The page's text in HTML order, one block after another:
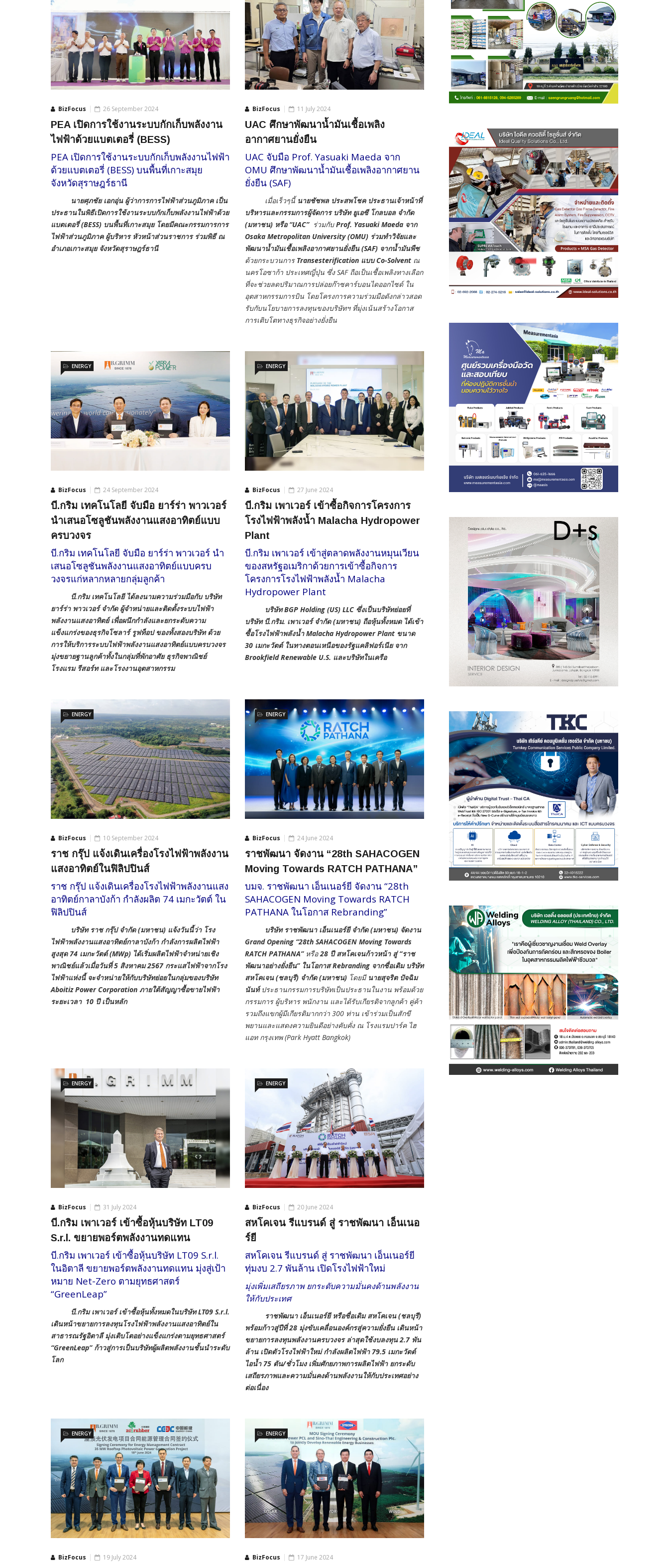
BizFocus 26 September 2024
PEA เปิดการใช้งานระบบกักเก็บพลังงาน
ไฟฟ้าด้วยแบตเตอรี่ (BESS)
PEA เปิดการใช้งานระบบกักเก็บพลังงานไฟฟ้า
ด้วยแบตเตอรี่ (BESS) บนพื้นที่เกาะสมุย
จังหวัดสุราษฎร์ธานี
นายศุภชัย เอกอุ่น ผู้ว่าการการไฟฟ้าส่วนภูมิภาค เป็น
ประธานในพิธีเปิดการใช้งานระบบกักเก็บพลังงานไฟฟ้าด้วย
แบตเตอรี่ (BESS) บนพื้นที่เกาะสมุย โดยมีคณะกรรมการการ
ไฟฟ้าส่วนภูมิภาค ผู้บริหาร หัวหน้าส่วนราชการ ร่วมพิธี ณ
อำเภอเกาะสมุย จังหวัดสุราษฎร์ธานี
BizFocus 11 July 2024
UAC ศึกษาพัฒนาน้ำมันเชื้อเพลิง
อากาศยานยั่งยืน
UAC จับมือ Prof. Yasuaki Maeda จาก
OMU ศึกษาพัฒนาน้ำมันเชื้อเพลิงอากาศยาน
ยั่งยืน (SAF)
เมื่อเร็วๆนี้ นายชัชพล ประสพโชค ประธานเจ้าหน้าที่
บริหารและกรรมการผู้จัดการ บริษัท ยูเอซี โกลบอล จำกัด
(มหาชน) หรือ “UAC” ร่วมกับProf. Yasuaki Maeda จาก
Osaka Metropolitan University (OMU) ร่วมทำวิจัยและ
พัฒนาน้ำมันเชื้อเพลิงอากาศยานยั่งยืน (SAF) จากน้ำมันพืช
ด้วยกระบวนการ Transesterification แบบ Co-Solvent ณ
นครโอซาก้า ประเทศญี่ปุ่น ซึ่ง SAF ถือเป็นเชื้อเพลิงทางเลือก
ที่จะช่วยลดปริมาณการปล่อยก๊าซคาร์บอนไดออกไซด์ ใน
อุตสาหกรรมการบิน โดยโครงการความร่วมมือดังกล่าวสอด
รับกับนโยบายการลงทุนของบริษัทฯ ที่มุ่งเน้นสร้างโอกาส
การเติบโตทางธุรกิจอย่างยั่งยืน
BizFocus
ENERGY
24 September 2024
บี.กริม เทคโนโลยี จับมือ ยาร์ร่า พาวเวอร์
นำเสนอโซลูชันพลังงานแสงอาทิตย์แบบ
ครบวงจร
บี.กริม เทคโนโลยี จับมือ ยาร์ร่า พาวเวอร์ นำ
เสนอโซลูชันพลังงานแสงอาทิตย์แบบครบ
วงจรแก่หลากหลายกลุ่มลูกค้า
บี.กริม เทคโนโลยี ได้ลงนามความร่วมมือกับ บริษัท
ยาร์ร่า พาวเวอร์ จำกัด ผู้จำหน่ายและติดตั้งระบบไฟฟ้า
พลังงานแสงอาทิตย์ เพื่อผนึกกำลังและยกระดับความ
แข็งแกร่งของธุรกิจโซลาร์ รูฟท็อป ของทั้งสองบริษัท ด้วย
การให้บริการระบบไฟฟ้าพลังงานแสงอาทิตย์แบบครบวงจร
มุ่งขยายฐานลูกค้าทั้งในกลุ่มที่พักอาศัย ธุรกิจพาณิชย์
โรงแรม รีสอร์ท และโรงงานอุตสาหกรรม
BizFocus
ENERGY
27 June 2024
บี.กริม เพาเวอร์ เข้าซื้อกิจการโครงการ
โรงไฟฟ้าพลังน้ำ Malacha Hydropower
Plant
บี.กริม เพาเวอร์ เข้าสู่ตลาดพลังงานหมุนเวียน
ของสหรัฐอเมริกาด้วยการเข้าซื้อกิจการ
โครงการโรงไฟฟ้าพลังน้ำ Malacha
Hydropower Plant
บริษัท BGP Holding (US) LLC ซึ่งเป็นบริษัทย่อยที่
บริษัท บี.กริม. เพาเวอร์ จำกัด (มหาชน) ถือหุ้นทั้งหมด ได้เข้า
ซื้อโรงไฟฟ้าพลังน้ำ Malacha Hydropower Plant ขนาด
30 เมกะวัตต์ ในทางตอนเหนือของรัฐแคลิฟอร์เนีย จาก
Brookfield Renewable U.S. และบริษัทในเครือ
BizFocus
ENERGY
10 September 2024
ราช กรุ๊ป แจ้งเดินเครื่องโรงไฟฟ้าพลังงาน
แสงอาทิตย์ในฟิลิปปินส์
ราช กรุ๊ป แจ้งเดินเครื่องโรงไฟฟ้าพลังงานแสง
อาทิตย์กาลาบังก้า กำลังผลิต 74 เมกะวัตต์ ใน
ฟิลิปปินส์
บริษัท ราช กรุ๊ป จำกัด (มหาชน) แจ้งวันนี้ว่า โรง
ไฟฟ้าพลังงานแสงอาทิตย์กาลาบังก้า กำลังการผลิตไฟฟ้า
สูงสุด 74 เมกะวัตต์ (MWp) ได้เริ่มผลิตไฟฟ้าจำหน่ายเชิง
พาณิชย์แล้วเมื่อวันที่ 5 สิงหาคม 2567 กระแสไฟฟ้าจากโรง
ไฟฟ้าแห่งนี้ จะจำหน่ายให้กับบริษัทย่อยในกลุ่มของบริษัท
Aboitiz Power Corporation ภายใต้สัญญาซื้อขายไฟฟ้า
ระยะเวลา 10 ปี เป็นหลัก
BizFocus
ENERGY
24 June 2024
ราชพัฒนา จัดงาน “28th SAHACOGEN
Moving Towards RATCH PATHANA”
บมจ. ราชพัฒนา เอ็นเนอร์ยี จัดงาน “28th
SAHACOGEN Moving Towards RATCH
PATHANA ในโอกาส Rebranding”
บริษัท ราชพัฒนา เอ็นเนอร์ยี จำกัด (มหาชน) จัดงาน
Grand Opening “28th SAHACOGEN Moving Towards
RATCH PATHANA”หรือ28 ปี สหโคเจนก้าวหน้า สู่ “ราช
พัฒนาอย่างยั่งยืน” ในโอกาส Rebranding จากชื่อเดิม บริษัท
สหโคเจน (ชลบุรี) จำกัด (มหาชน) โดยมีนายสุจริต ปัจฉิม
นันท์ประธานกรรมการบริษัทเป็นประธานในงาน พร้อมด้วย
กรรมการ ผู้บริหาร พนักงาน และได้รับเกียรติจากลูกค้า คู่ค้า
รวมถึงแขกผู้มีเกียรติมากกว่า 300 ท่าน เข้าร่วมเป็นสักขี
พยานและแสดงความยินดีอย่างคับคั่ง ณ โรงแรมปาร์ค ไฮ
แอท กรุงเทพ (Park Hyatt Bangkok)
BizFocus
ENERGY
31 July 2024
บี.กริม เพาเวอร์ เข้าซื้อหุ้นบริษัท LT09
S.r.l. ขยายพอร์ตพลังงานทดแทน
บี.กริม เพาเวอร์ เข้าซื้อหุ้นบริษัท LT09 S.r.l.
ในอิตาลี ขยายพอร์ตพลังงานทดแทน มุ่งสู่เป้า
หมาย Net-Zero ตามยุทธศาสตร์
“GreenLeap”
บี.กริม เพาเวอร์ เข้าซื้อหุ้นทั้งหมดในบริษัทLT09 S.r.l.
เดินหน้าขยายการลงทุนโรงไฟฟ้าพลังงานแสงอาทิตย์ใน
สาธารณรัฐอิตาลี มุ่งเติบโตอย่างแข็งแกร่งตามยุทธศาสตร์
“GreenLeap” ก้าวสู่การเป็นบริษัทผู้ผลิตพลังงานชั้นนำระดับ
โลก
BizFocus
ENERGY
20 June 2024
สหโคเจน รีแบรนด์ สู่ ราชพัฒนา เอ็นเนอ
ร์ยี
สหโคเจน รีแบรนด์ สู่ ราชพัฒนา เอ็นเนอร์ยี
ทุ่มงบ 2.7 พันล้าน เปิดโรงไฟฟ้าใหม่
มุ่งเพิ่มเสถียรภาพ ยกระดับความมั่นคงด้านพลังงาน
ให้กับประเทศ
ราชพัฒนา เอ็นเนอร์ยี หรือชื่อเดิม สหโคเจน (ชลบุรี)
พร้อมก้าวสู่ปีที่ 28 มุ่งขับเคลื่อนองค์กรสู่ความยั่งยืน เดินหน้า
ขยายการลงทุนพลังงานครบวงจร ล่าสุดใช้งบลงทุน 2.7 พัน
ล้าน เปิดตัวโรงไฟฟ้าใหม่ กำลังผลิตไฟฟ้า 79.5 เมกะวัตต์
ไอน้ำ 75 ตัน/ชั่วโมง เพิ่มศักยภาพการผลิตไฟฟ้า ยกระดับ
เสถียรภาพและความมั่นคงด้านพลังงานให้กับประเทศอย่าง
ต่อเนื่อง
BizFocus
ENERGY
19 July 2024 BizFocus
ENERGY
17 June 2024